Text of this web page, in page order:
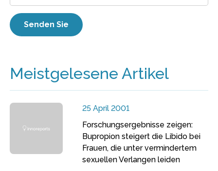
Meistgelesene Artikel
25 April 2001
Forschungsergebnisse zeigen:
Bupropion steigert die Libido bei
Frauen, die unter vermindertem
sexuellen Verlangen leiden